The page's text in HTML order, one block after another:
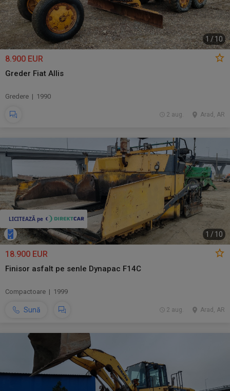
1 /10
8.900 EUR
Greder Fiat Allis
Gredere | 1990
Arad, AR
2 aug.
1 / 10
18.900 EUR
Finisor asfalt pe senle Dynapac F14C
Compactoare | 1999
Sună Arad, AR
2 aug.